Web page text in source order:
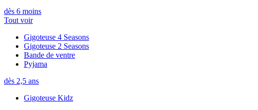
dès 6 moins
Tout voir
Gigoteuse 4 Seasons
Gigoteuse 2 Seasons
Bande de ventre
Pyjama
dès 2,5 ans
Gigoteuse Kidz